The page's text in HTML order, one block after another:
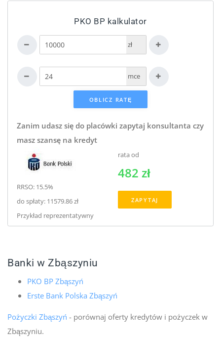
PKO BP kalkulator
zł
mce
Zanim udasz się do placówki zapytaj konsultanta czy
masz szansę na kredyt
RRSO: 15.5%
do spłaty: 11579.86 zł
Przykład reprezentatywny
rata od
482 zł
ZAPYTAJ
Banki w Zbąszyniu
PKO BP Zbąszyń
Erste Bank Polska Zbąszyń
Pożyczki Zbąszyń - porównaj oferty kredytów i pożyczek w
Zbąszyniu.